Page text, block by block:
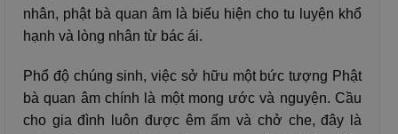
nhân, phật bà quan âm là biểu hiện cho tu luyện khổ
hạnh và lòng nhân từ bác ái.
Phổ độ chúng sinh, việc sở hữu một bức tượng Phật
bà quan âm chính là một mong ước và nguyện. Cầu
cho gia đình luôn được êm ấm và chở che, đây là